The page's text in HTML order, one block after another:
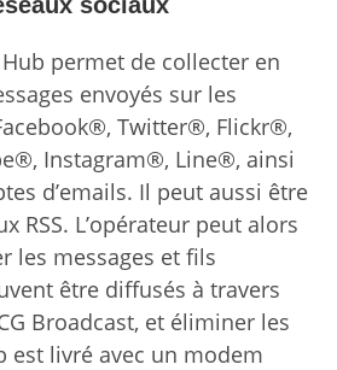
permet de collecter en
envoyés sur les
Twitter®, Flickr®,
Instagram®, Line®, ainsi
d’emails. Il peut aussi être
RSS. L’opérateur peut alors
les messages et fils
être diffusés à travers
Broadcast, et éliminer les
est livré avec un modem